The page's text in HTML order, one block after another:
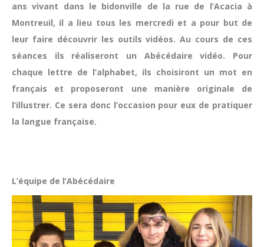
ans vivant dans le bidonville de la rue de l’Acacia à
Montreuil, il a lieu tous les mercredi et a pour but de
leur faire découvrir les outils vidéos. Au cours de ces
séances ils réaliseront un Abécédaire vidéo. Pour
chaque lettre de l’alphabet, ils choisiront un mot en
français et proposeront une manière originale de
l’illustrer. Ce sera donc l’occasion pour eux de pratiquer
la langue française.
L’équipe de l’Abécédaire